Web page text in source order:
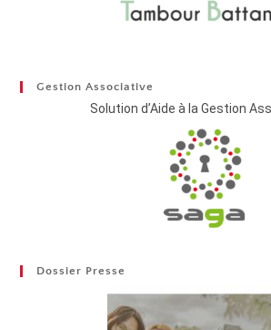
Gestion Associative
Solution d’Aide à la Gestion
Dossier Presse